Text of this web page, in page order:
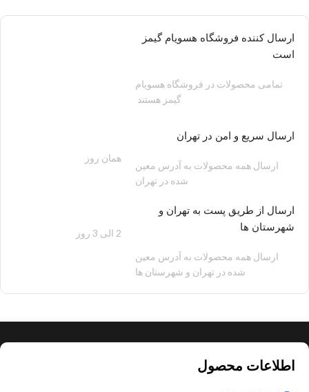
ارسال کننده فروشگاه هسویام گیمز
است
تمامی محصولات در فروشگاه هسویام
گیمز هستند
ارسال سریع و امن در تهران
ارسال همه محصولات به آدرس معین
شده در تهران
همان روز
ارسال از طریق پست به تهران و
شهرستان ها
ارسال همه محصولات به آدرس معین
شده در تهران و شهرستان ها
2 الی 3 روز
اطلاعات محصول